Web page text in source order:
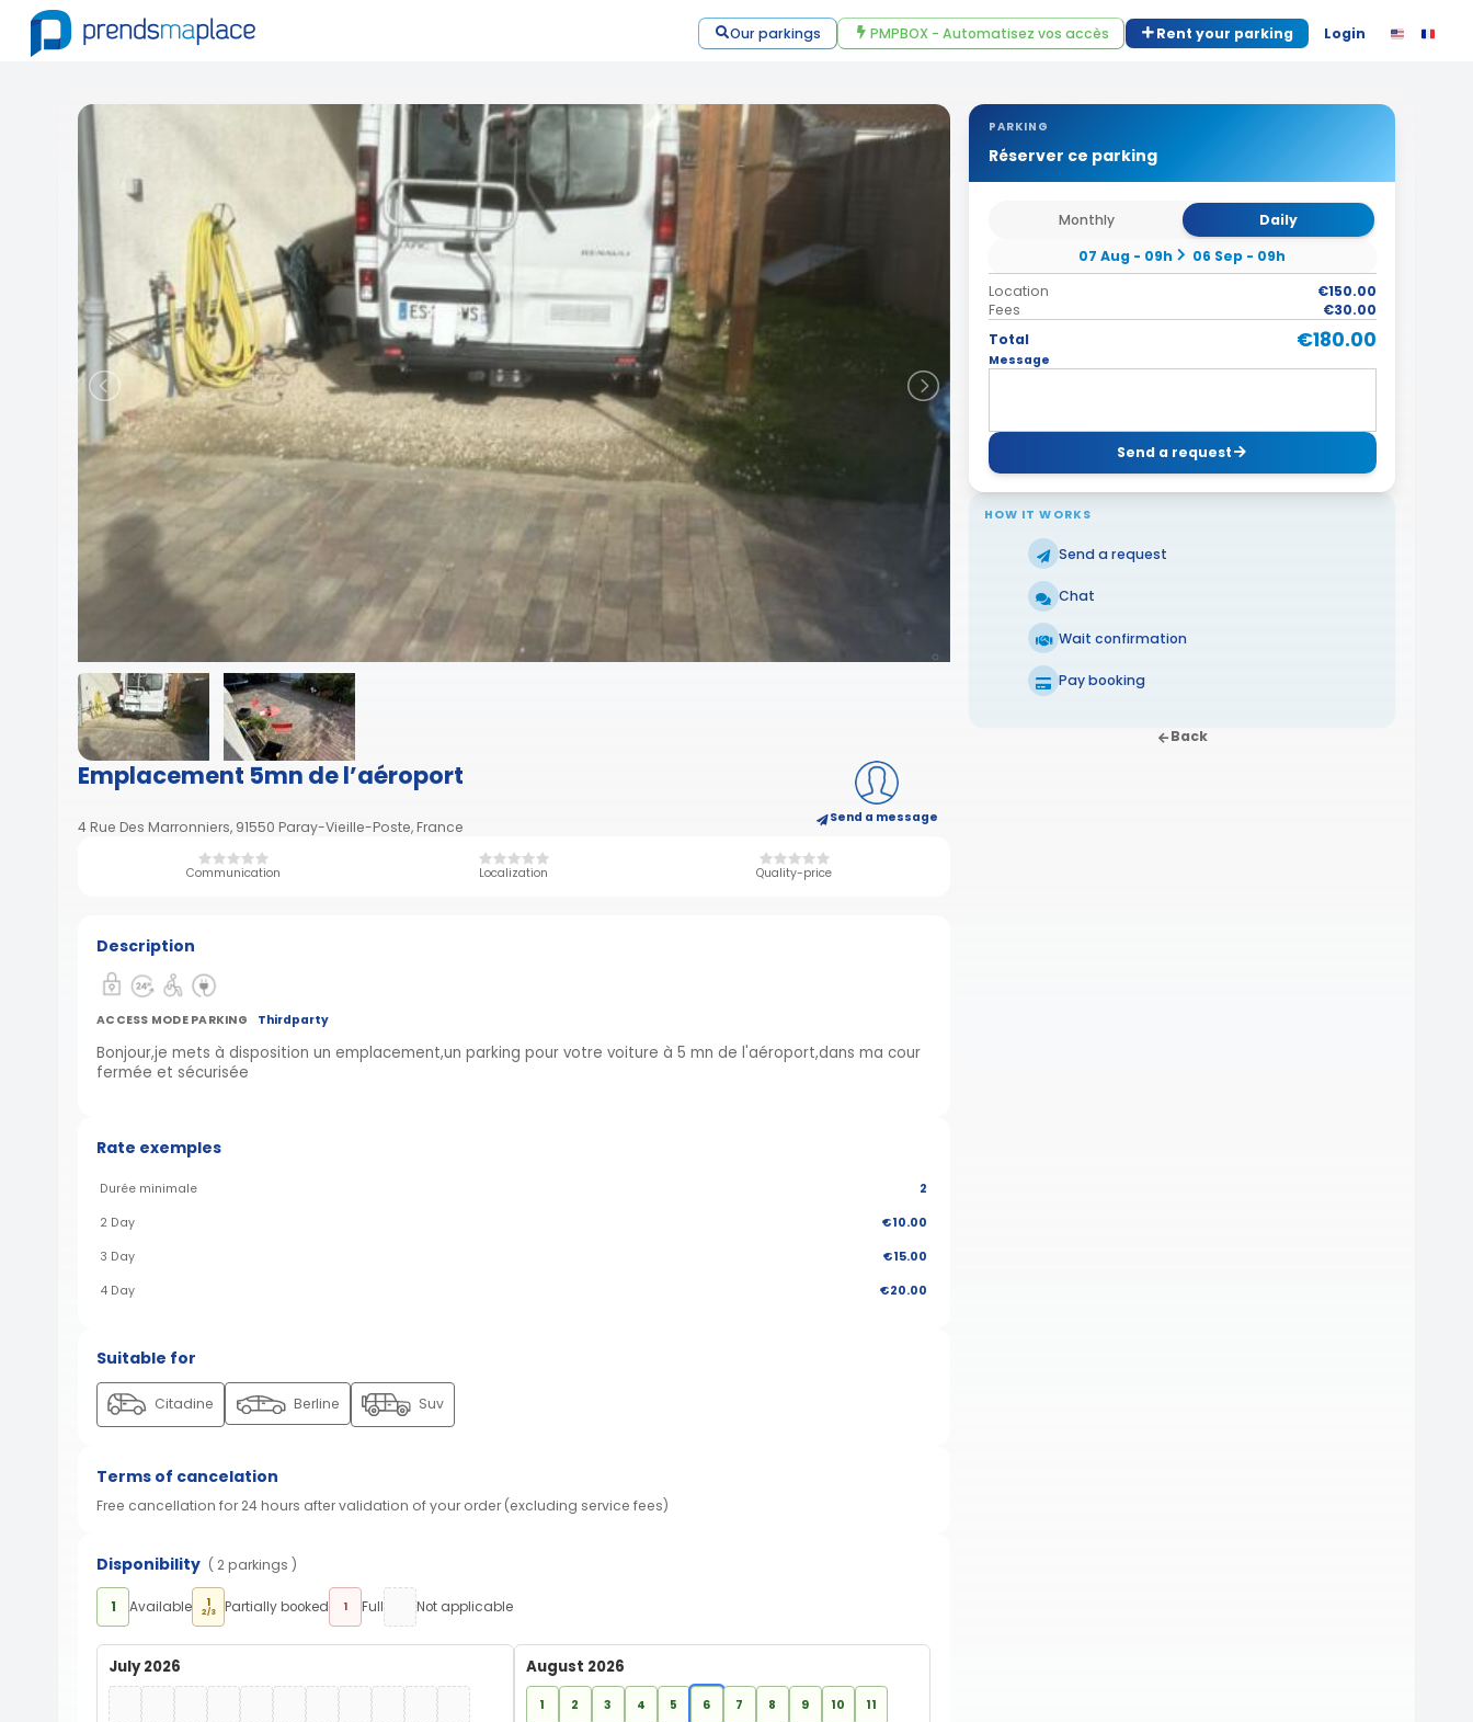
Our parkings PMPBOX - Automatisez vos accès Rent your parking Login
Emplacement 5mn de l’aéroport
4 Rue Des Marronniers, 91550 Paray-Vieille-Poste, France Send a message
Communication Localization Quality-price
PARKING
Réserver ce parking
Monthly
Daily
07 Aug - 09h
06 Sep - 09h
Location
€150.00
Fees
€30.00
Total
€180.00
Message
Send a request
HOW IT WORKS
Send a request
Chat
Wait confirmation
Pay booking
Back
Description
ACCESS MODE PARKING Thirdparty
Bonjour,je mets à disposition un emplacement,un parking pour votre voiture à 5 mn de l'aéroport,dans ma cour
fermée et sécurisée
Rate exemples
Durée minimale 2
2 Day €10.00
3 Day €15.00
4 Day €20.00
Suitable for
Citadine Berline Suv
Terms of cancelation
Free cancellation for 24 hours after validation of your order (excluding service fees)
Disponibility ( 2 parkings )
1 Available 1
2/3 Partially booked 1 Full Not applicable
July 2026 August 2026
1 2 3 4 5 6 7 8 9 10 11